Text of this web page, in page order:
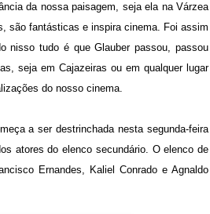
da nossa paisagem, seja ela na Várzea
são fantásticas e inspira cinema. Foi assim
nisso tudo é que Glauber passou, passou
seja em Cajazeiras ou em qualquer lugar
do nosso cinema.
a ser destrinchada nesta segunda-feira
atores do elenco secundário. O elenco de
Ernandes, Kaliel Conrado e Agnaldo